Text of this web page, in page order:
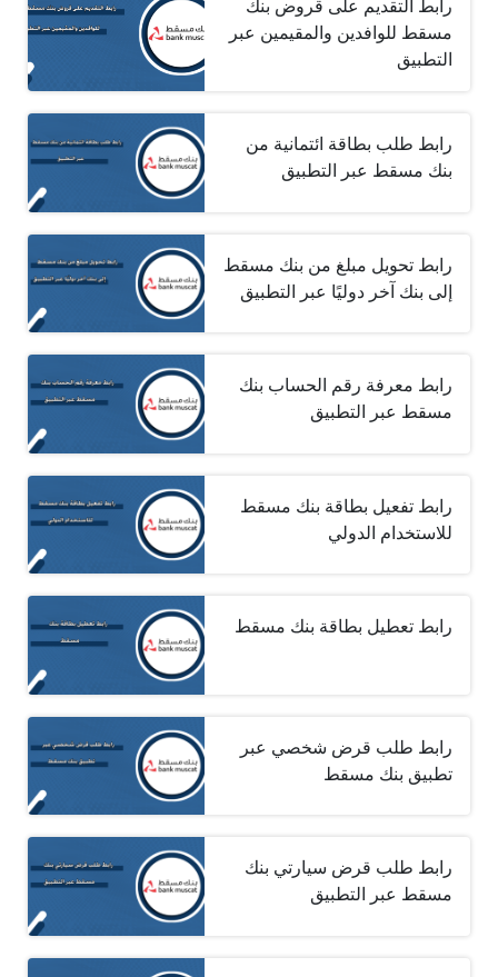
رابط التقديم على قروض بنك
مسقط للوافدين والمقيمين عبر
التطبيق
رابط طلب بطاقة ائتمانية من
بنك مسقط عبر التطبيق
رابط تحويل مبلغ من بنك مسقط
إلى بنك آخر دوليًا عبر التطبيق
رابط معرفة رقم الحساب بنك
مسقط عبر التطبيق
رابط تفعيل بطاقة بنك مسقط
للاستخدام الدولي
رابط تعطيل بطاقة بنك مسقط
رابط طلب قرض شخصي عبر
تطبيق بنك مسقط
رابط طلب قرض سيارتي بنك
مسقط عبر التطبيق